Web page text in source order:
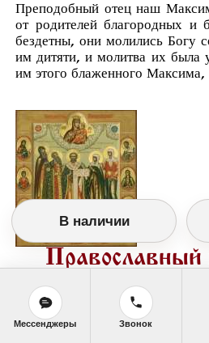
Преподобный отец наш
от родителей благородных и
бездетны, они молились Богу
им дитяти, и молитва их была
им этого блаженного Максима,
Православный
<<Суббота, 26 Января (13
стилю)
В наличии
Мессенджеры Звонок